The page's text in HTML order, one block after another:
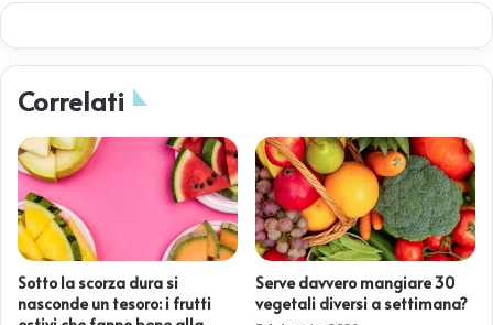
Correlati
Sotto la scorza dura si
nasconde un tesoro: i frutti
Serve davvero mangiare 30
vegetali diversi a settimana?